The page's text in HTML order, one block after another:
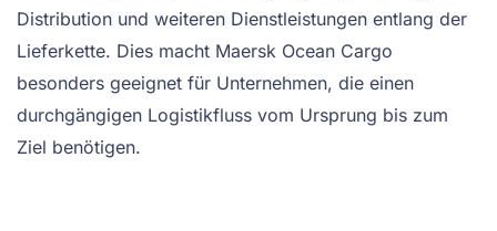
Distribution und weiteren Dienstleistungen entlang der
Lieferkette. Dies macht Maersk Ocean Cargo
besonders geeignet für Unternehmen, die einen
durchgängigen Logistikfluss vom Ursprung bis zum
Ziel benötigen.